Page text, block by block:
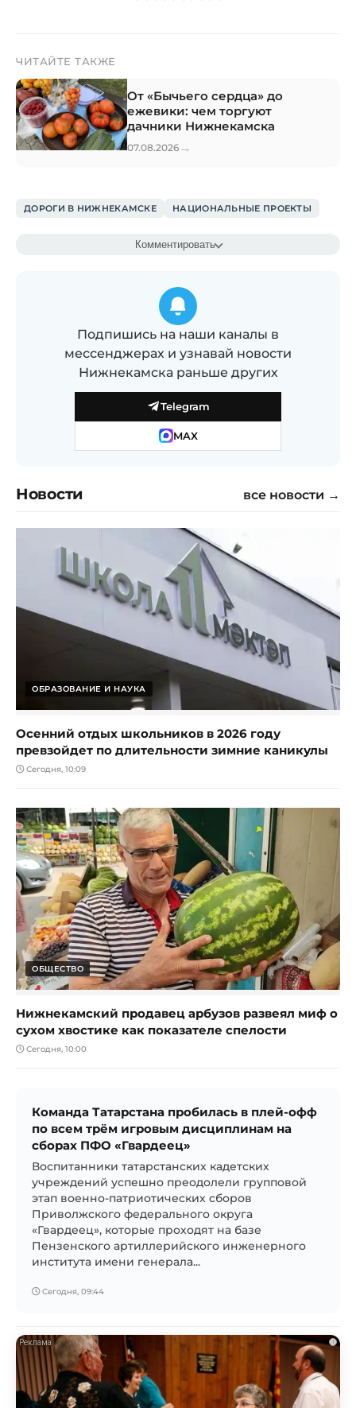
ЧИТАЙТЕ ТАКЖЕ
От «Бычьего сердца» до
ежевики: чем торгуют
дачники Нижнекамска
07.08.2026 →
ДОРОГИ В НИЖНЕКАМСКЕ НАЦИОНАЛЬНЫЕ ПРОЕКТЫ
Комментировать
Подпишись на наши каналы в
мессенджерах и узнавай новости
Нижнекамска раньше других
Telegram
MAX
Новости все новости →
ОБРАЗОВАНИЕ И НАУКА
Осенний отдых школьников в 2026 году
превзойдет по длительности зимние каникулы
Сегодня, 10:09
ОБЩЕСТВО
Нижнекамский продавец арбузов развеял миф о
сухом хвостике как показателе спелости
Сегодня, 10:00
Команда Татарстана пробилась в плей-офф
по всем трём игровым дисциплинам на
сборах ПФО «Гвардеец»
Воспитанники татарстанских кадетских
учреждений успешно преодолели групповой
этап военно-патриотических сборов
Приволжского федерального округа
«Гвардеец», которые проходят на базе
Пензенского артиллерийского инженерного
института имени генерала...
Сегодня, 09:44
i